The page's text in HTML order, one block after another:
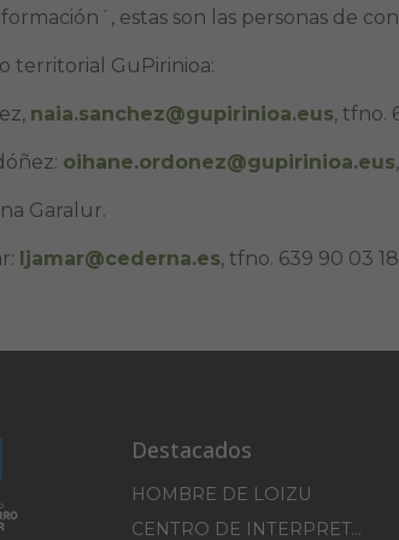
estas son las personas de
territorial GuPirinioa:
naia.sanchez@gupirinioa.eus, tfno.
oihane.ordonez@gupirinioa.eus
Garalur.
ljamar@cederna.es, tfno. 639 90 03 18
Destacados
HOMBRE DE LOIZU
CENTRO DE INTERPRETACION DE SOROGAIN